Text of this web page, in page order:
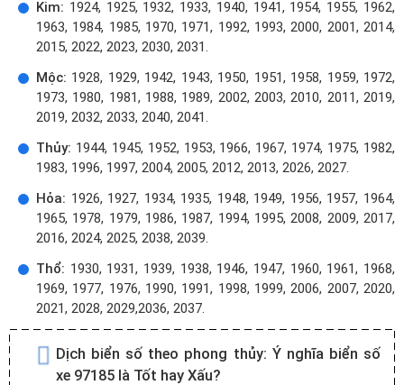
Kim: 1924, 1925, 1932, 1933, 1940, 1941, 1954, 1955, 1962,
1963, 1984, 1985, 1970, 1971, 1992, 1993, 2000, 2001, 2014,
2015, 2022, 2023, 2030, 2031.
Mộc: 1928, 1929, 1942, 1943, 1950, 1951, 1958, 1959, 1972,
1973, 1980, 1981, 1988, 1989, 2002, 2003, 2010, 2011, 2019,
2019, 2032, 2033, 2040, 2041.
Thủy: 1944, 1945, 1952, 1953, 1966, 1967, 1974, 1975, 1982,
1983, 1996, 1997, 2004, 2005, 2012, 2013, 2026, 2027.
Hỏa: 1926, 1927, 1934, 1935, 1948, 1949, 1956, 1957, 1964,
1965, 1978, 1979, 1986, 1987, 1994, 1995, 2008, 2009, 2017,
2016, 2024, 2025, 2038, 2039.
Thổ: 1930, 1931, 1939, 1938, 1946, 1947, 1960, 1961, 1968,
1969, 1977, 1976, 1990, 1991, 1998, 1999, 2006, 2007, 2020,
2021, 2028, 2029,2036, 2037.
Dịch biển số theo phong thủy: Ý nghĩa biển số
xe 97185 là Tốt hay Xấu?